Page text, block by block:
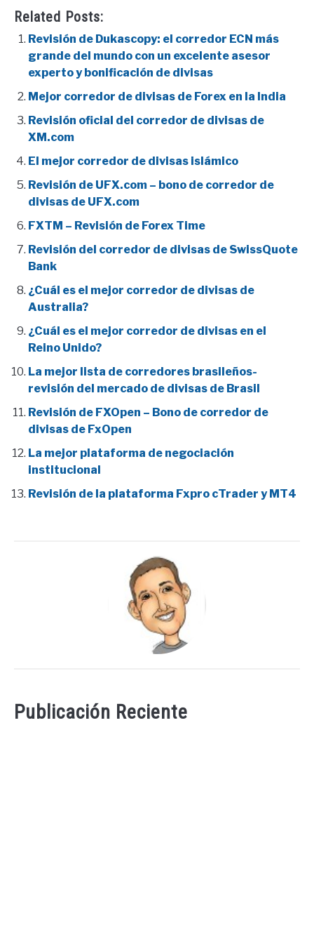
Related Posts:
Revisión de Dukascopy: el corredor ECN más
grande del mundo con un excelente asesor
experto y bonificación de divisas
Mejor corredor de divisas de Forex en la India
Revisión oficial del corredor de divisas de
XM.com
El mejor corredor de divisas islámico
Revisión de UFX.com – bono de corredor de
divisas de UFX.com
FXTM – Revisión de Forex Time
Revisión del corredor de divisas de SwissQuote
Bank
¿Cuál es el mejor corredor de divisas de
Australia?
¿Cuál es el mejor corredor de divisas en el
Reino Unido?
La mejor lista de corredores brasileños-
revisión del mercado de divisas de Brasil
Revisión de FXOpen – Bono de corredor de
divisas de FxOpen
La mejor plataforma de negociación
institucional
Revisión de la plataforma Fxpro cTrader y MT4
Publicación Reciente